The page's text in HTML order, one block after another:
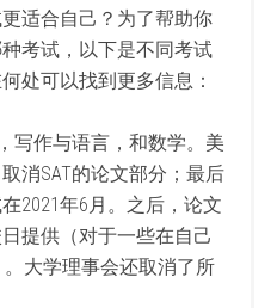
适合自己？为了帮助你
考试，以下是不同考试
处可以找到更多信息：
写作与语言，和数学。美
消SAT的论文部分；最后
2021年6月。之后，论文
提供（对于一些在自己
。大学理事会还取消了所